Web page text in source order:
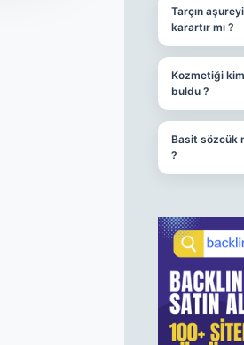
Tarçın aşureyi
karartır mı ?
Kozmetiği kim
buldu ?
Basit sözcük
?